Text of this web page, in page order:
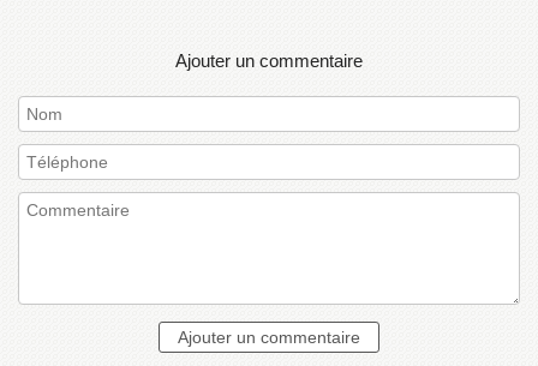
Ajouter un commentaire